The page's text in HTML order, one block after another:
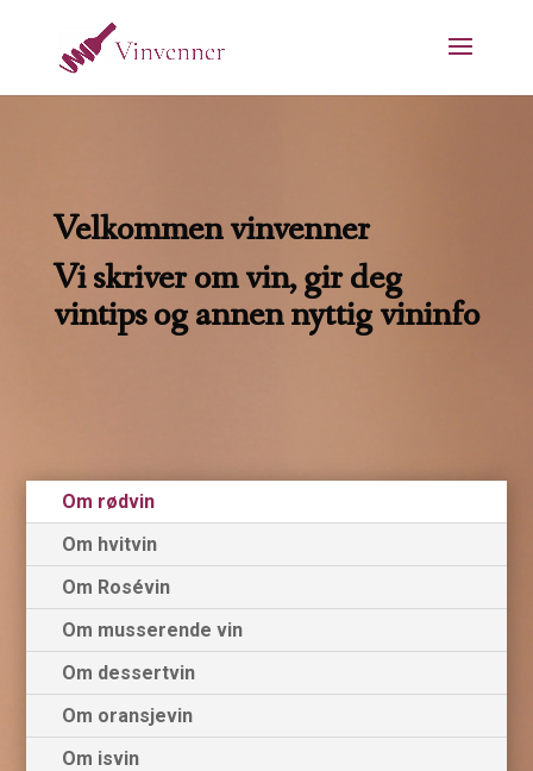
Velkommen vinvenner
Vi skriver om vin, gir deg
vintips og annen nyttig vininfo
Om rødvin
Om hvitvin
Om Rosévin
Om musserende vin
Om dessertvin
Om oransjevin
Om isvin